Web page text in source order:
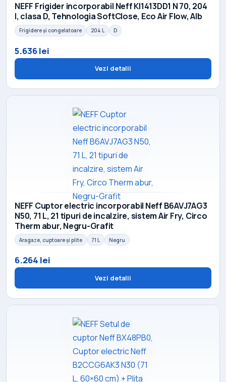
NEFF Frigider incorporabil Neff KI1413DD1 N 70, 204
l, clasa D, Tehnologia SoftClose, Eco Air Flow, Alb
Frigidere și congelatoare 204 L D
5.636 lei
Vezi detalii
NEFF Cuptor electric incorporabil Neff B6AVJ7AG3
N50, 71 L, 21 tipuri de incalzire, sistem Air Fry, Circo
Therm abur, Negru-Grafit
Aragaze, cuptoare și plite 71 L Negru
6.264 lei
Vezi detalii